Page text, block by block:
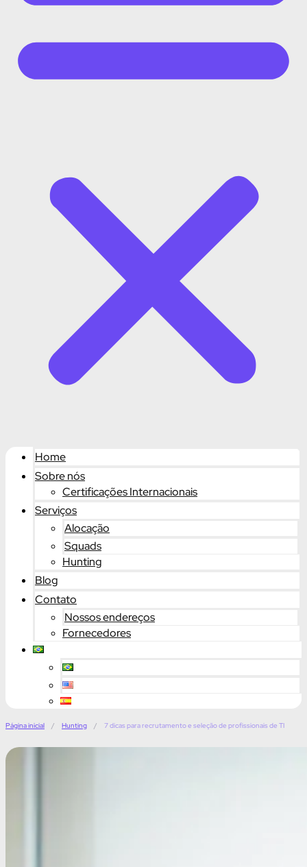
Home
Sobre nós
Certificações Internacionais
Serviços
Alocação
Squads
Hunting
Blog
Contato
Nossos endereços
Fornecedores
Página inicial / Hunting / 7 dicas para recrutamento e seleção de profissionais de TI